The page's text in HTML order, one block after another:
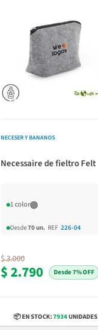
NECESER Y BANANOS
Necessaire de fieltro Felt
1 color
Desde70 un. REF ·226-04
$ 3.000
$ 2.790 7% OFF
📦 EN STOCK:7934UNIDADES